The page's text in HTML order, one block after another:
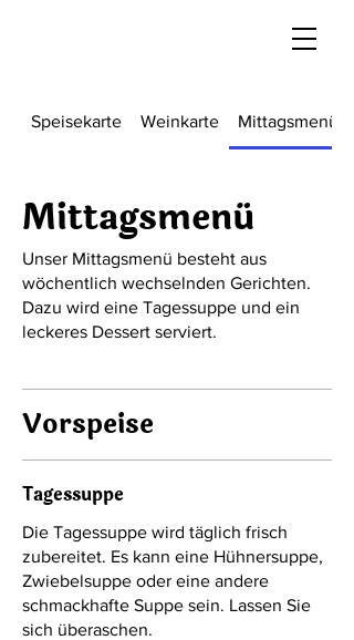
Speisekarte Weinkarte Mittagsmenü
Mittagsmenü
Unser Mittagsmenü besteht aus
wöchentlich wechselnden Gerichten.
Dazu wird eine Tagessuppe und ein
leckeres Dessert serviert.
Vorspeise
Tagessuppe
Die Tagessuppe wird täglich frisch
zubereitet. Es kann eine Hühnersuppe,
Zwiebelsuppe oder eine andere
schmackhafte Suppe sein. Lassen Sie
sich überaschen.